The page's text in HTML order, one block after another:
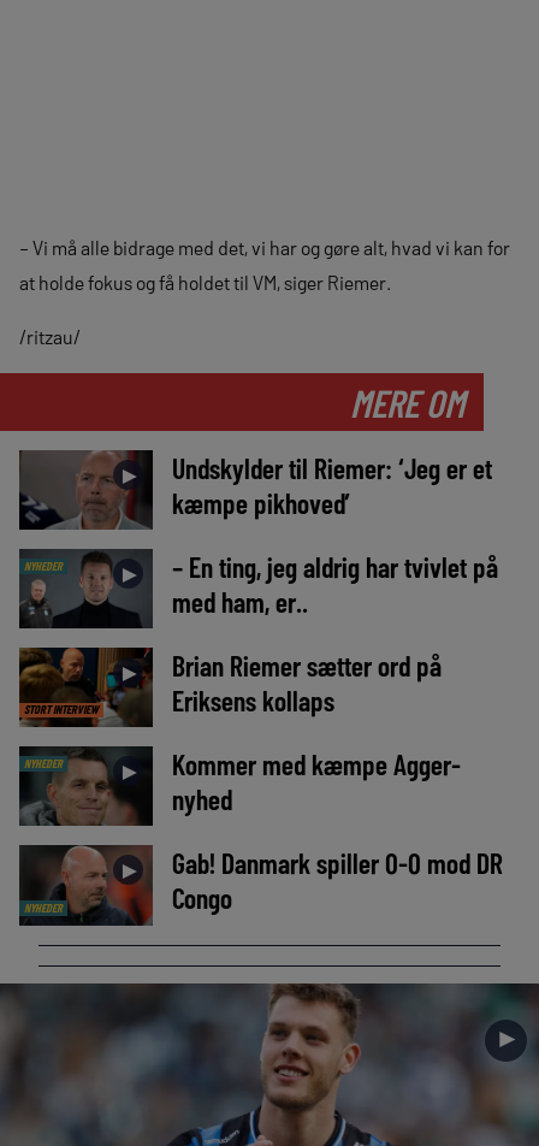
– Vi må alle bidrage med det, vi har og gøre alt, hvad vi kan for
at holde fokus og få holdet til VM, siger Riemer.
/ritzau/
MERE OM
►
Undskylder til Riemer: ‘Jeg er et
kæmpe pikhoved’
NYHEDER ►
– En ting, jeg aldrig har tvivlet på
med ham, er..
STORT INTERVIEW
►
Brian Riemer sætter ord på
Eriksens kollaps
NYHEDER ►
Kommer med kæmpe Agger-
nyhed
NYHEDER
►
Gab! Danmark spiller 0-0 mod DR
Congo
►